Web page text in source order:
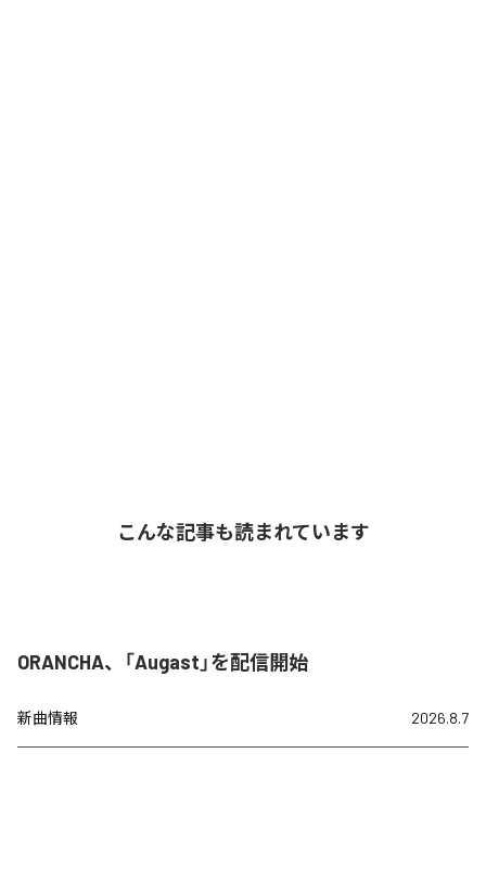
こんな記事も読まれています
ORANCHA、「Augast」を配信開始
新曲情報 2026.8.7